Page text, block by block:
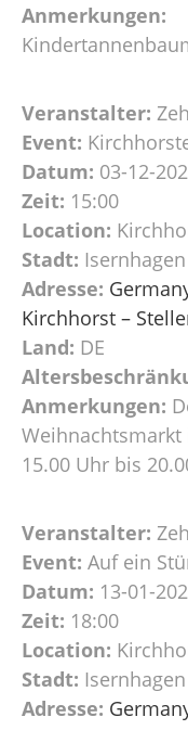
Anmerkungen:
Veranstalter:
Event:
Datum: 03-12-
Zeit: 15:00
Location:
Stadt:
Adresse:
Kirchhorst –
Land: DE
Anmerkungen:
15.00 Uhr bis
Veranstalter:
Event: Auf ein
Datum: 13-01-
Zeit: 18:00
Location:
Stadt:
Adresse: